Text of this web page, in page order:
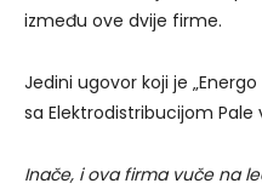
između ove dvije firme.
Jedini ugovor koji je
sa Elektrodistribucijom Pale
Inače, i ova firma vuče na